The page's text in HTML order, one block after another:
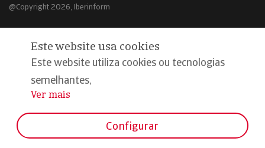
@Copyright 2026, Iberinform
Declaração de privacidade
Compromisso qualidade e segurança
Este website usa cookies
Este website utiliza cookies ou tecnologias
semelhantes,
...
Ver mais
Configurar